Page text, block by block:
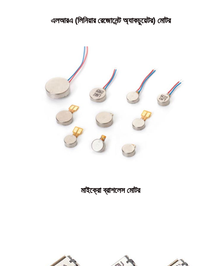
এলআরএ (লিনিয়ার রেজোনেন্ট অ্যাকচুয়েটর) মোটর
মাইক্রো ব্রাশলেস মোটর